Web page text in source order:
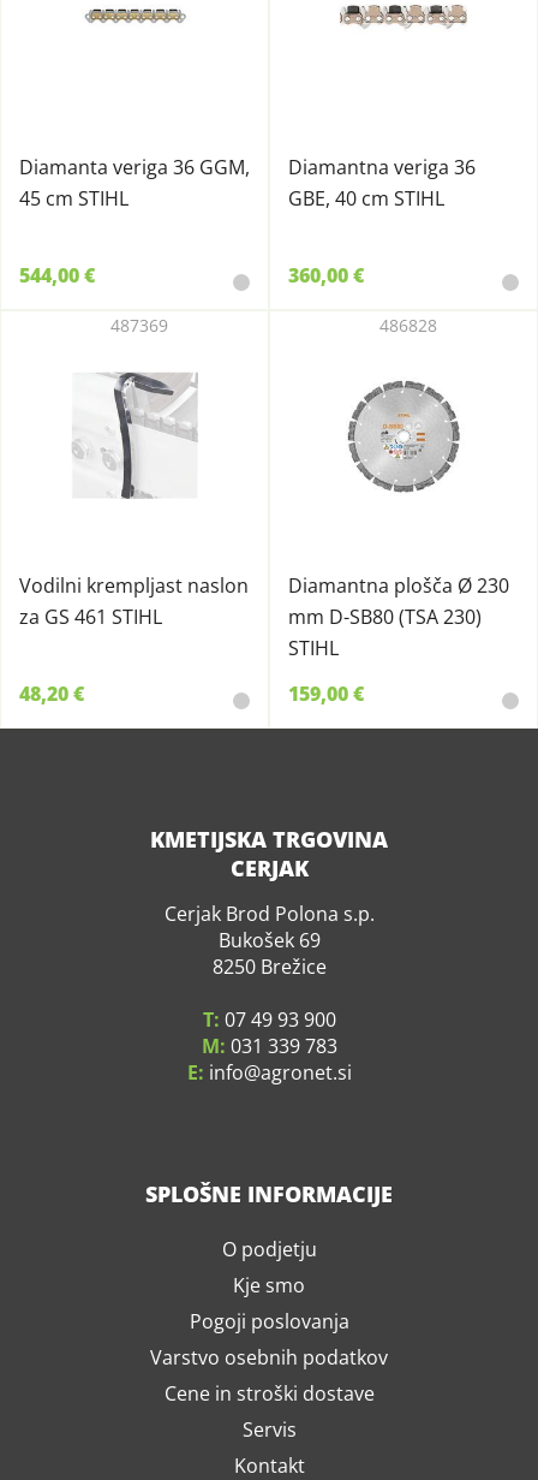
Diamanta veriga 36 GGM,
45 cm STIHL
544,00 €
Diamantna veriga 36
GBE, 40 cm STIHL
360,00 €
Vodilni krempljast naslon
za GS 461 STIHL
487369
48,20 €
Diamantna plošča Ø 230
mm D-SB80 (TSA 230)
STIHL
486828
159,00 €
KMETIJSKA TRGOVINA
CERJAK
Cerjak Brod Polona s.p.
Bukošek 69
8250 Brežice
T: 07 49 93 900
M: 031 339 783
E: info agronet.si
SPLOŠNE INFORMACIJE
O podjetju
Kje smo
Pogoji poslovanja
Varstvo osebnih podatkov
Cene in stroški dostave
Servis
Kontakt